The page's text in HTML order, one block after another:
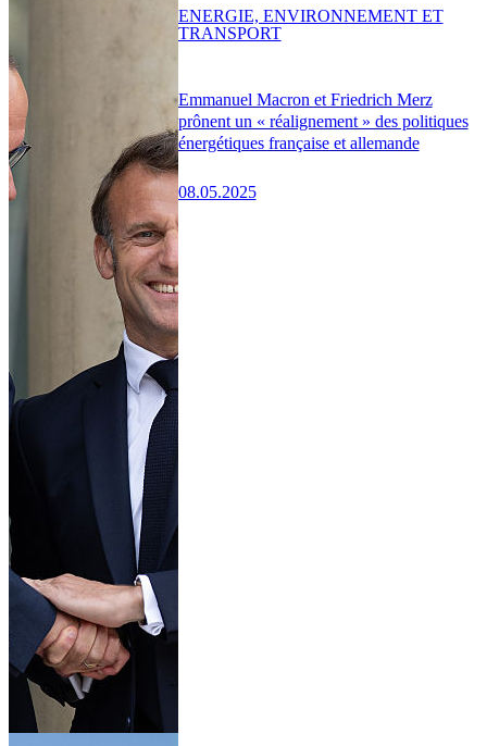
Emmanuel Macron et Friedrich Merz
prônent un « réalignement » des politiques
énergétiques française et allemande
08.05.2025
ENERGIE, ENVIRONNEMENT ET
TRANSPORT